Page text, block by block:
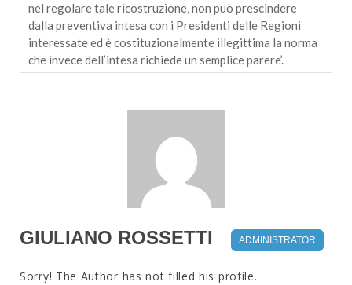
nel regolare tale ricostruzione, non può prescindere
dalla preventiva intesa con i Presidenti delle Regioni
interessate ed è costituzionalmente illegittima la norma
che invece dell’intesa richiede un semplice parere’.
GIULIANO ROSSETTI ADMINISTRATOR
Sorry! The Author has not filled his profile.